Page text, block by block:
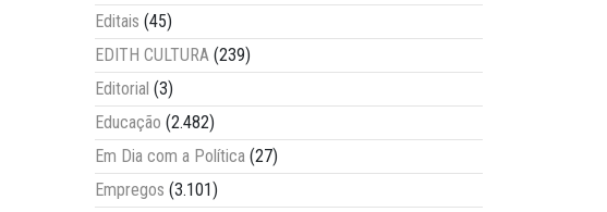
Editais (45)
EDITH CULTURA (239)
Editorial (3)
Educação (2.482)
Em Dia com a Política (27)
Empregos (3.101)